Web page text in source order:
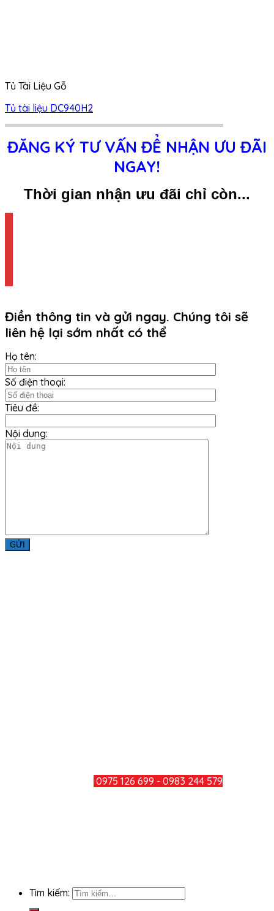
Tủ Tài Liệu Gỗ
Tủ tài liệu DC940H2
ĐĂNG KÝ TƯ VẤN ĐỂ NHẬN ƯU ĐÃI
NGAY!
Thời gian nhận ưu đãi chỉ còn...
Điền thông tin và gửi ngay. Chúng tôi sẽ
liên hệ lại sớm nhất có thể
Họ tên:
Số điện thoại:
Tiêu đề:
Nội dung:
0975 126 699 - 0983 244 579
Tìm kiếm: